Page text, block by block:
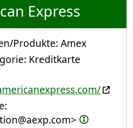
Express
Produkte: Amex
Kreditkarte